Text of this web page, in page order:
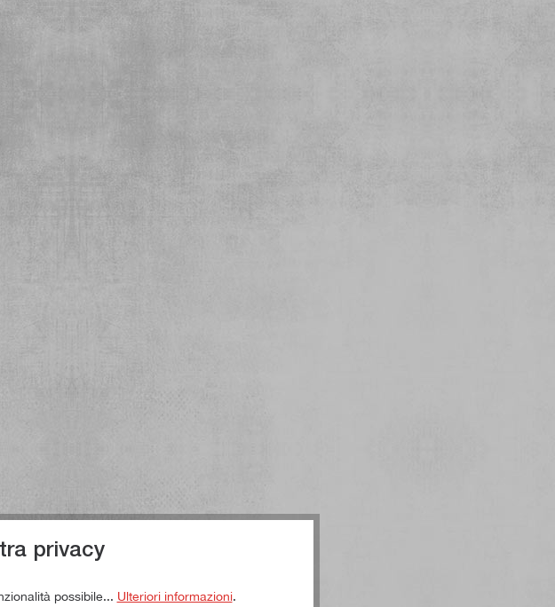
privacy
possibile... Ulteriori informazioni.